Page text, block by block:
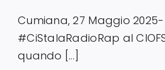
Cumiana, 27 Maggio 2025-
#CiStalaRadioRap al
quando [...]